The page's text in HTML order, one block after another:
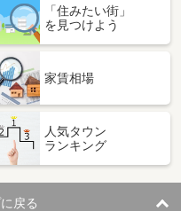
「住みたい街」
を見つけよう
家賃相場
人気タウン
ランキング
戻る